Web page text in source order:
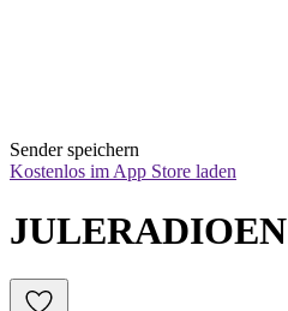
Sender speichern
Kostenlos im App Store laden
JULERADIOEN